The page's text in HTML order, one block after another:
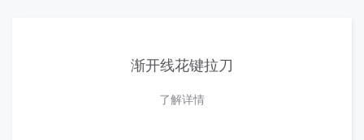
渐开线花键拉刀
了解详情